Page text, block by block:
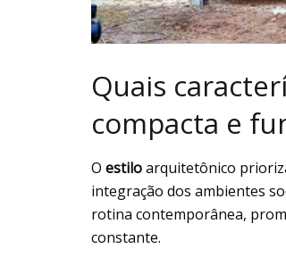
Quais
compacta e
O estiloarquitetônico
integração dos ambientes
rotina contemporânea,
constante.